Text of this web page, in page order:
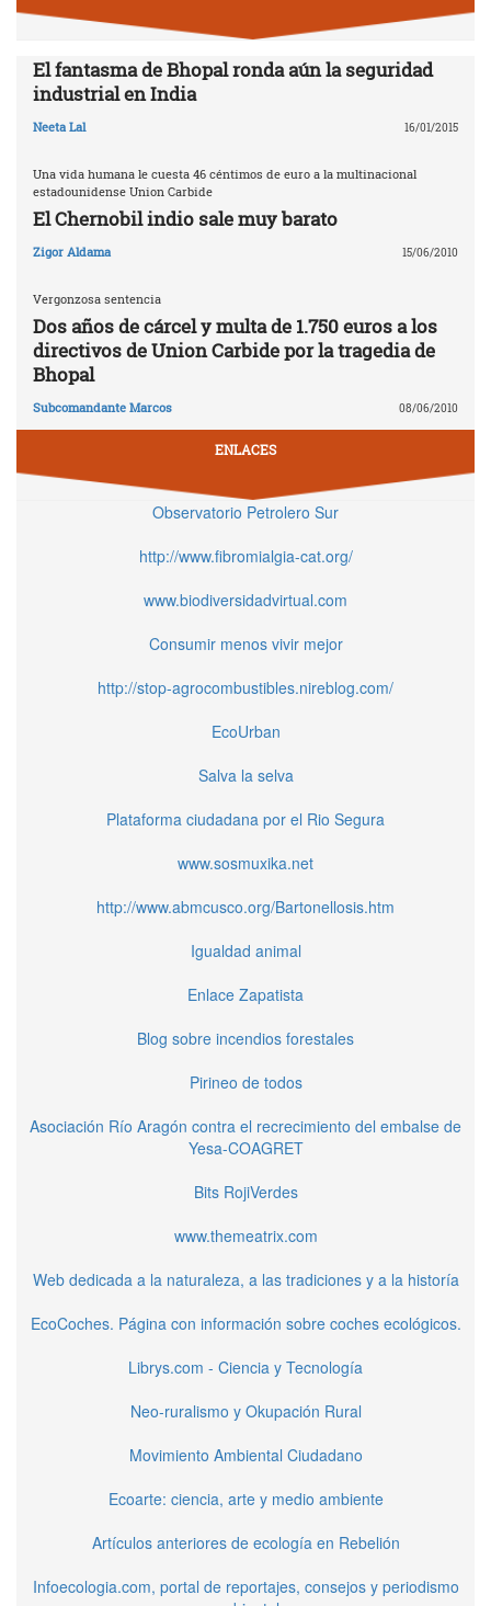
El fantasma de Bhopal ronda aún la seguridad
industrial en India
Neeta Lal 16/01/2015
Una vida humana le cuesta 46 céntimos de euro a la multinacional
estadounidense Union Carbide
El Chernobil indio sale muy barato
Zigor Aldama 15/06/2010
Vergonzosa sentencia
Dos años de cárcel y multa de 1.750 euros a los
directivos de Union Carbide por la tragedia de
Bhopal
Subcomandante Marcos 08/06/2010
ENLACES
Observatorio Petrolero Sur
http://www.fibromialgia-cat.org/
www.biodiversidadvirtual.com
Consumir menos vivir mejor
http://stop-agrocombustibles.nireblog.com/
EcoUrban
Salva la selva
Plataforma ciudadana por el Rio Segura
www.sosmuxika.net
http://www.abmcusco.org/Bartonellosis.htm
Igualdad animal
Enlace Zapatista
Blog sobre incendios forestales
Pirineo de todos
Asociación Río Aragón contra el recrecimiento del embalse de
Yesa-COAGRET
Bits RojiVerdes
www.themeatrix.com
Web dedicada a la naturaleza, a las tradiciones y a la historía
EcoCoches. Página con información sobre coches ecológicos.
Librys.com - Ciencia y Tecnología
Neo-ruralismo y Okupación Rural
Movimiento Ambiental Ciudadano
Ecoarte: ciencia, arte y medio ambiente
Artículos anteriores de ecología en Rebelión
Infoecologia.com, portal de reportajes, consejos y periodismo